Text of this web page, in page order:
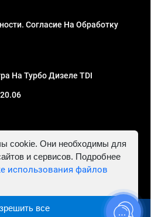
Согласие На Обработку
На Турбо Дизеле TDI
ИНН 781302555843,
в Иркутске - Автосервис
cookie. Они необходимы для
и сервисов. Подробнее
использования файлов
все